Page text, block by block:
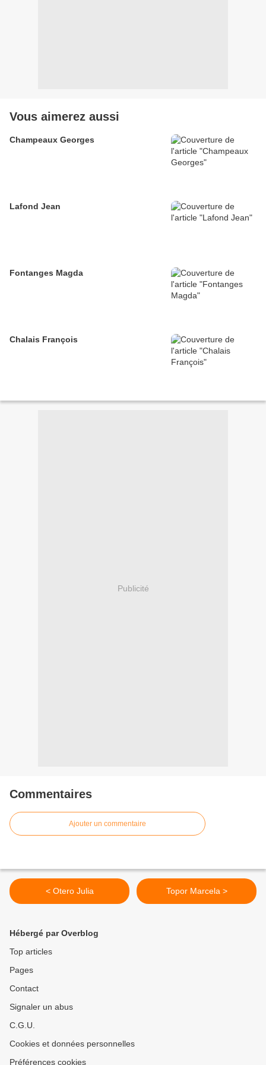
Vous aimerez aussi
Champeaux Georges
Lafond Jean
Fontanges Magda
Chalais François
Publicité
Commentaires
Ajouter un commentaire
< Otero Julia Topor Marcela >
Hébergé par Overblog
Top articles
Pages
Contact
Signaler un abus
C.G.U.
Cookies et données personnelles
Préférences cookies